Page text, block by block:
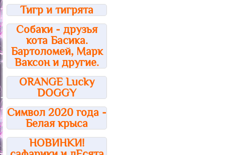
Тигр и тигрята
Собаки - друзья
кота Басика.
Бартоломей, Марк
Ваксон и другие.
ORANGE Lucky
DOGGY
Символ 2020 года -
Белая крыса
НОВИНКИ!